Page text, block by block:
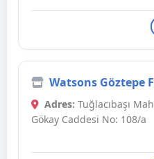
Watsons Göztepe
Adres: Tuğlacıbaşı
Gökay Caddesi No: 108/a